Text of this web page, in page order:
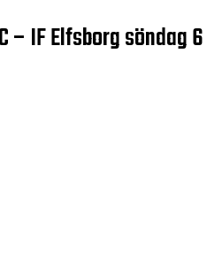
IF Elfsborg söndag